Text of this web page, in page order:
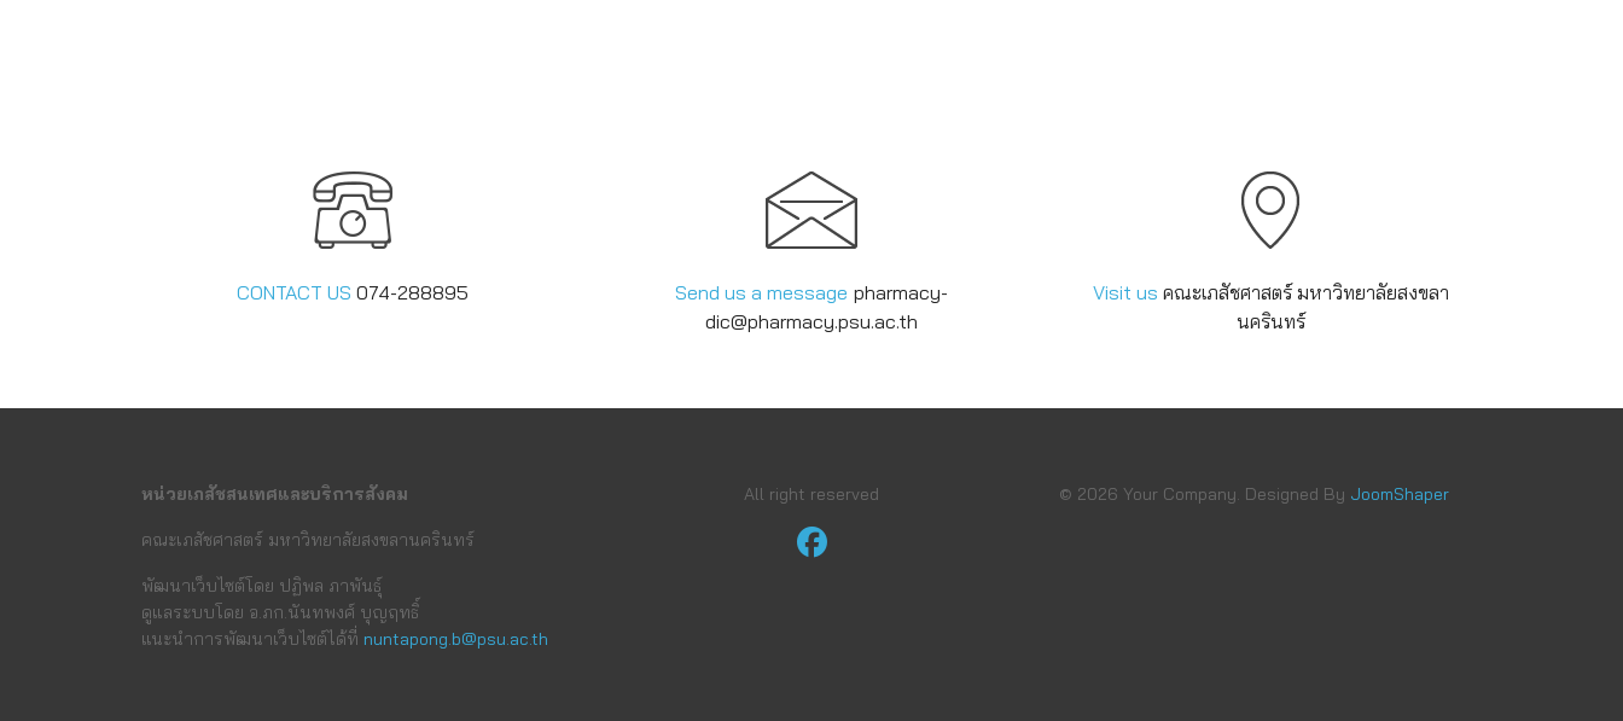
CONTACT US 074-288895 Send us a message pharmacy-
dic@pharmacy.psu.ac.th
Visit us คณะเภสัชศาสตร์ มหาวิทยาลัยสงขลา
นครินทร์
หน่วยเภสัชสนเทศและบริการสังคม
คณะเภสัชศาสตร์ มหาวิทยาลัยสงขลานครินทร์
พัฒนาเว็บไซต์โดย ปฏิพล ภาพันธุ์
ดูแลระบบโดย อ.ภก.นันทพงศ์ บุญฤทธิ์
แนะนำการพัฒนาเว็บไซต์ได้ที่ nuntapong.b@psu.ac.th
All right reserved © 2026 Your Company. Designed By JoomShaper